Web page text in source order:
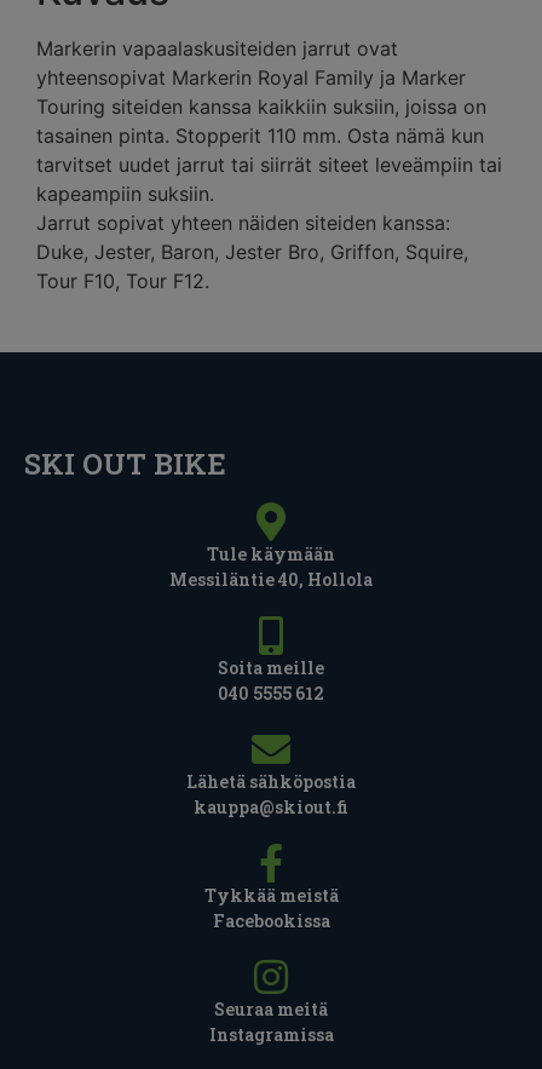
Markerin vapaalaskusiteiden jarrut ovat
yhteensopivat Markerin Royal Family ja Marker
Touring siteiden kanssa kaikkiin suksiin, joissa on
tasainen pinta. Stopperit 110 mm. Osta nämä kun
tarvitset uudet jarrut tai siirrät siteet leveämpiin tai
kapeampiin suksiin.
Jarrut sopivat yhteen näiden siteiden kanssa:
Duke, Jester, Baron, Jester Bro, Griffon, Squire,
Tour F10, Tour F12.
SKI OUT BIKE
Tule käymään
Messiläntie 40, Hollola
Soita meille
040 5555 612
Lähetä sähköpostia
kauppa@skiout.fi
Tykkää meistä
Facebookissa
Seuraa meitä
Instagramissa